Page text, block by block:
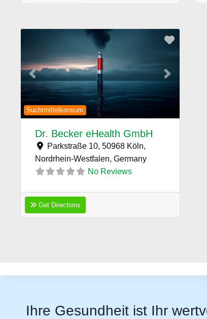
Favorite
Suchtmittelkonsum
Previous Next
Dr. Becker eHealth GmbH
Parkstraße 10, 50968 Köln,
Nordrhein-Westfalen, Germany
No Reviews
Get Directions
Ihre Gesundheit ist Ihr